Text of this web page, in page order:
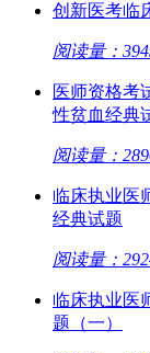
创新医考临
阅读量：
医师资格考
性贫血经典
阅读量：
临床执业医
经典试题
阅读量：
临床执业医
题（一）